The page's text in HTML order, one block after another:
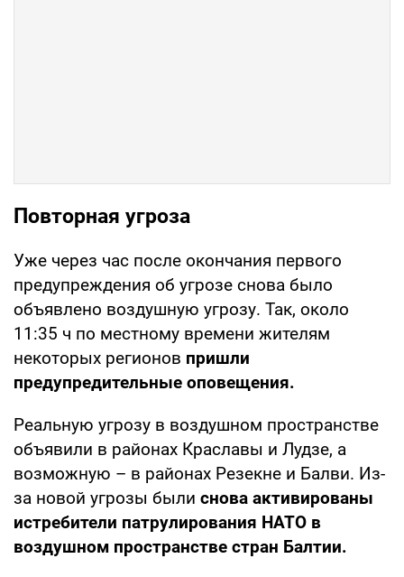
Повторная угроза
Уже через час после окончания первого
предупреждения об угрозе снова было
объявлено воздушную угрозу. Так, около
11:35 ч по местному времени жителям
некоторых регионов пришли
предупредительные оповещения.
Реальную угрозу в воздушном пространстве
объявили в районах Краславы и Лудзе, а
возможную – в районах Резекне и Балви. Из-
за новой угрозы были снова активированы
истребители патрулирования НАТО в
воздушном пространстве стран Балтии.